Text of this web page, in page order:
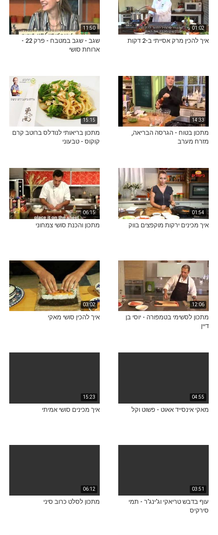
01:02
איך להכין מרק אסייתי ב-2 דקות
11:50
שגב - שגב במטבח - פרק 22 -
ארוחת סושי
14:33
מתכון בטוח - הגרסה הבריאה,
מזרח מערב
15:15
מתכון בריאותי לנודלס ברוטב קרם
קוקוס - טבעוני
01:54
איך מכינים ירקות מוקפצים בווק
06:15
מתכון והכנת סושי צמחוני
12:06
מתכון לסשימי בטמפורה - יוסי בן
דיין
03:02
איך להכין סושי מאקי
04:55
מאקי אינסייד אאוט - פשוט וקל
15:23
איך מכינים סושי אמיתי
03:51
עוף בדבש טריאקי וג'ינג'ר - תמי
סירקיס
06:12
מתכון לסלט כרוב סיני